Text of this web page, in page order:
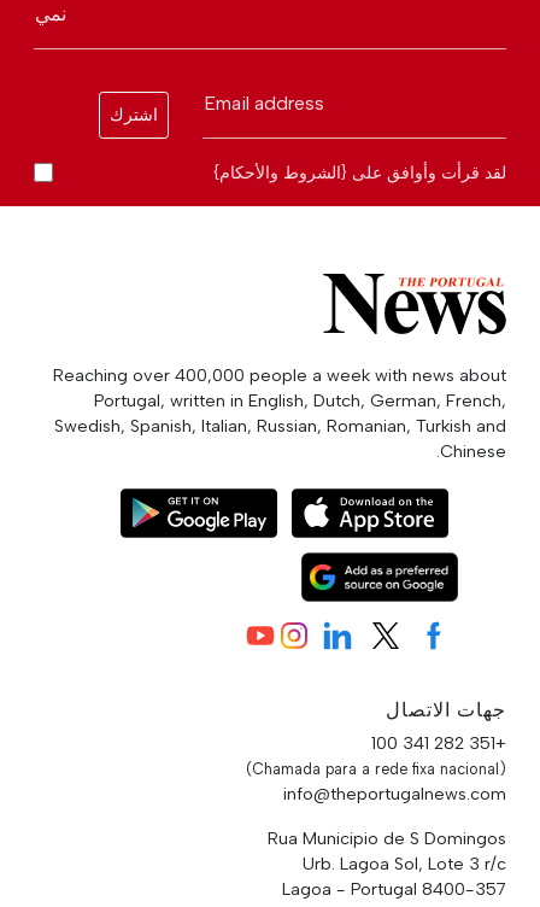
نمي
Email address
اشترك
لقد قرأت وأوافق على {الشروط والأحكام}
Reaching over 400,000 people a week with news about
Portugal, written in English, Dutch, German, French,
Swedish, Spanish, Italian, Russian, Romanian, Turkish and
Chinese.
جهات الاتصال
+351 282 341 100
(Chamada para a rede fixa nacional)
info@theportugalnews.com
Rua Municipio de S Domingos
Urb. Lagoa Sol, Lote 3 r/c
8400-357 Lagoa - Portugal